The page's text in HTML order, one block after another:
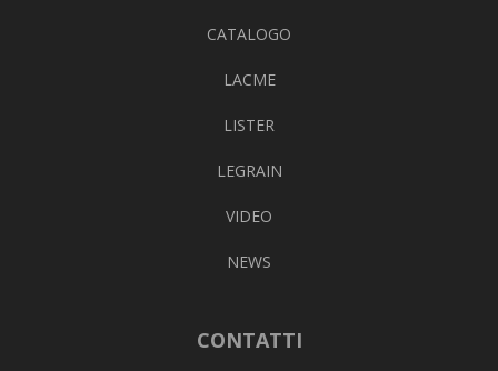
CATALOGO
LACME
LISTER
LEGRAIN
VIDEO
NEWS
CONTATTI